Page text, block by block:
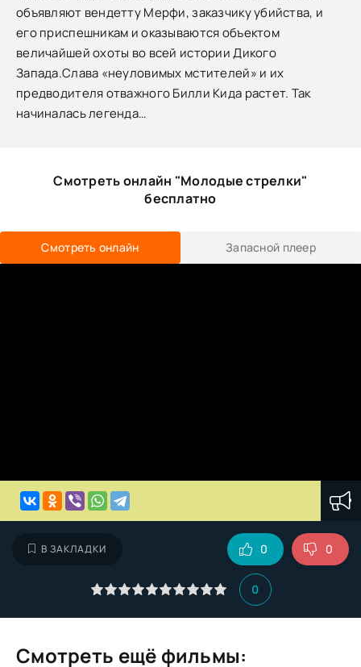
объявляют вендетту Мерфи, заказчику убийства, и
его приспешникам и оказываются объектом
величайшей охоты во всей истории Дикого
Запада.Слава «неуловимых мстителей» и их
предводителя отважного Билли Кида растет. Так
начиналась легенда…
Смотреть онлайн "Молодые стрелки"
бесплатно
Смотреть онлайн Запасной плеер
В ЗАКЛАДКИ
0
0 0
Смотреть ещё фильмы: